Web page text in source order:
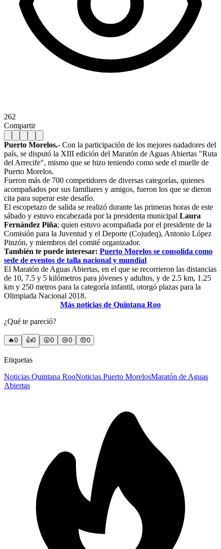
262
Compartir
Puerto Morelos.- Con la participación de los mejores nadadores del
país, se disputó la XIII edición del Maratón de Aguas Abiertas "Ruta
del Arrecife", mismo que se hizo teniendo como sede el muelle de
Puerto Morelos.
Fueron más de 700 competidores de diversas categorías, quienes
acompañados por sus familiares y amigos, fueron los que se dieron
cita para superar este desafío.
El escopetazo de salida se realizó durante las primeras horas de este
sábado y estuvo encabezada por la presidenta municipal Laura
Fernández Piña; quien estuvo acompañada por el presidente de la
Comisión para la Juventud y el Deporte (Cojudeq), Antonio López
Pinzón, y miembros del comité organizador.
También te puede interesar: Puerto Morelos se consolida como
sede de eventos de talla nacional y mundial
El Maratón de Aguas Abiertas, en el que se recorrieron las distancias
de 10, 7.5 y 5 kilómetros para jóvenes y adultos, y de 2.5 km, 1.25
km y 250 metros para la categoría infantil, otorgó plazas para la
Olimpiada Nacional 2018.
Más noticias de Quintana Roo
¿Qué te pareció?
🔥0 👍0 😲0 😢0 😠0
Etiquetas
Noticias Quintana RooNoticias Puerto MorelosMaratón de Aguas
Abiertas